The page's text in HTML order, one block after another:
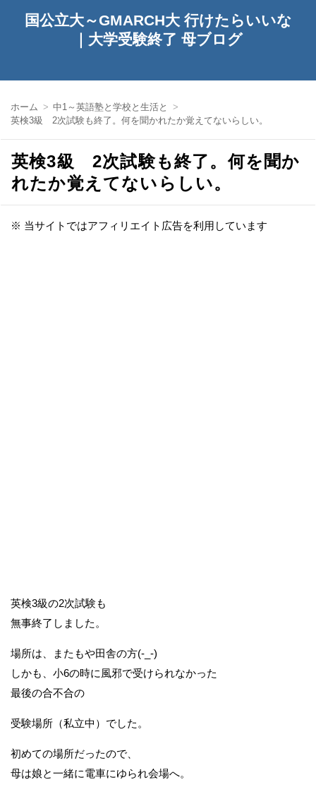
国公立大～GMARCH大 行けたらいいな
｜大学受験終了 母ブログ
ホーム
中1～英語塾と学校と生活と
英検3級 2次試験も終了。何を聞かれたか覚えてないらしい。
英検3級 2次試験も終了。何を聞か
れたか覚えてないらしい。
※ 当サイトではアフィリエイト広告を利用しています
英検3級の2次試験も
無事終了しました。
場所は、またもや田舎の方(-_-)
しかも、小6の時に風邪で受けられなかった
最後の合不合の
受験場所（私立中）でした。
初めての場所だったので、
母は娘と一緒に電車にゆられ会場へ。